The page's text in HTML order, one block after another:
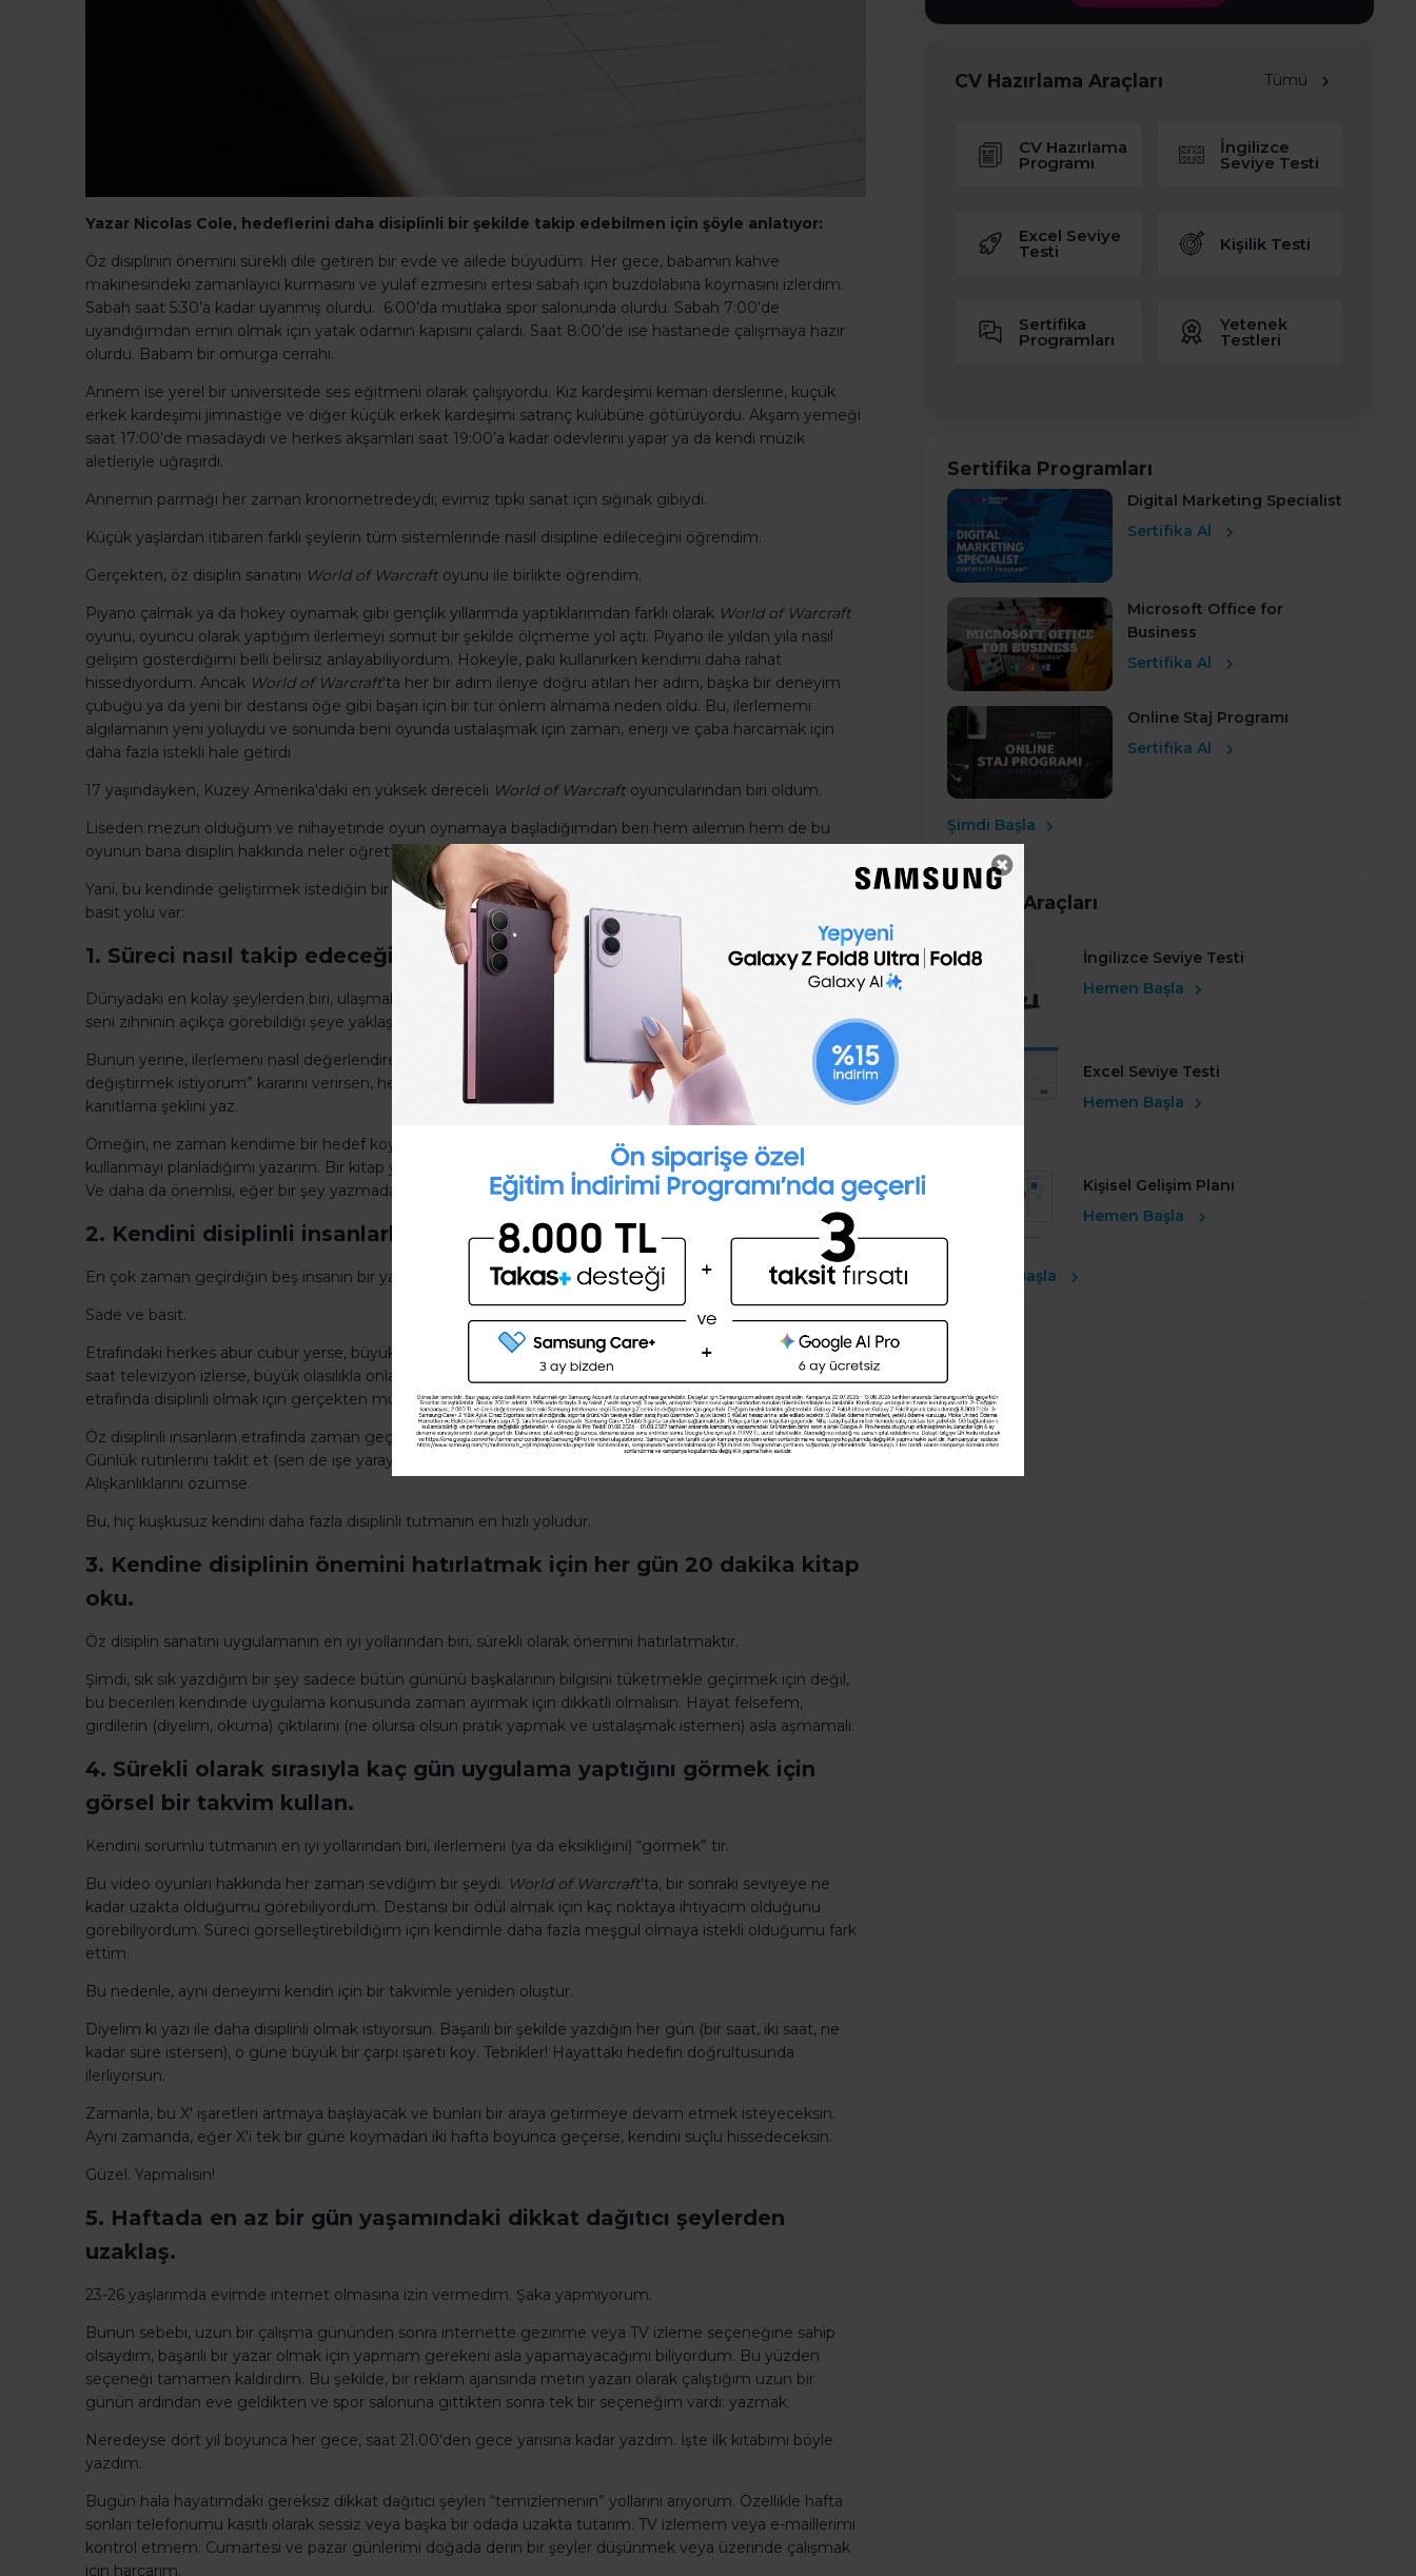
İngilizce seviyeni öğrenmek
ister misin ?
(A1,A2,B1,B2,C1,C2)
Şimdi değil Evet
Yazar Nicolas Cole, hedeflerini daha disiplinli bir şekilde takip edebilmen için şöyle anlatıyor:
Öz disiplinin önemini sürekli dile getiren bir evde ve ailede büyüdüm. Her gece, babamın kahve
makinesindeki zamanlayıcı kurmasını ve yulaf ezmesini ertesi sabah için buzdolabına koymasını izlerdim.
Sabah saat 5:30’a kadar uyanmış olurdu. 6:00’da mutlaka spor salonunda olurdu. Sabah 7:00’de
uyandığımdan emin olmak için yatak odamın kapısını çalardı. Saat 8:00’de ise hastanede çalışmaya hazır
olurdu. Babam bir omurga cerrahı.
Annem ise yerel bir üniversitede ses eğitmeni olarak çalışıyordu. Kız kardeşimi keman derslerine, küçük
erkek kardeşimi jimnastiğe ve diğer küçük erkek kardeşimi satranç kulübüne götürüyordu. Akşam yemeği
saat 17:00’de masadaydı ve herkes akşamları saat 19:00’a kadar ödevlerini yapar ya da kendi müzik
aletleriyle uğraşırdı.
Annemin parmağı her zaman kronometredeydi; evimiz tıpkı sanat için sığınak gibiydi.
Küçük yaşlardan itibaren farklı şeylerin tüm sistemlerinde nasıl disipline edileceğini öğrendim.
Gerçekten, öz disiplin sanatını World of Warcraft oyunu ile birlikte öğrendim.
Piyano çalmak ya da hokey oynamak gibi gençlik yıllarımda yaptıklarımdan farklı olarak World of Warcraft
oyunu, oyuncu olarak yaptığım ilerlemeyi somut bir şekilde ölçmeme yol açtı. Piyano ile yıldan yıla nasıl
gelişim gösterdiğimi belli belirsiz anlayabiliyordum. Hokeyle, pakı kullanırken kendimi daha rahat
hissediyordum. Ancak World of Warcraft'ta her bir adım ileriye doğru atılan her adım, başka bir deneyim
çubuğu ya da yeni bir destansı öğe gibi başarı için bir tür önlem almama neden oldu. Bu, ilerlememi
algılamanın yeni yoluydu ve sonunda beni oyunda ustalaşmak için zaman, enerji ve çaba harcamak için
daha fazla istekli hale getirdi
17 yaşındayken, Kuzey Amerika'daki en yüksek dereceli World of Warcraft oyuncularından biri oldum.
Liseden mezun olduğum ve nihayetinde oyun oynamaya başladığımdan beri hem ailemin hem de bu
oyunun bana disiplin hakkında neler öğrettiğinin son derece farkındaydım.
Yani, bu kendinde geliştirmek istediğin bir özellikse, burada disiplin sanatını uygulamaya başlamanın yedi
basit yolu var:
1. Süreci nasıl takip edeceğini bilmeden hedef belirleme.
Dünyadaki en kolay şeylerden biri, ulaşmak istediğin şeyi hayal etmektir. Ne yazık ki, hiçbir hayal gücü
seni zihninin açıkça görebildiği şeye yaklaştırmayacak.
Bunun yerine, ilerlemeni nasıl değerlendireceğini belirlemek için kendine sorular sor. “Hayatımdaki X'i
değiştirmek istiyorum” kararını verirsen, hedefini sadece kağıda yazma; doğru yönde ilerlediğini kendine
kanıtlama şeklini yaz.
Örneğin, ne zaman kendime bir hedef koysam, her zaman bu hedefe ulaşmak için hangi beceriyi
kullanmayı planladığımı yazarım. Bir kitap yazmak istersem haftada kaç gün çalışmayı planladığımı mesela.
Ve daha da önemlisi, eğer bir şey yazmadan çok fazla gün geçerse, kendime karşı nasıl dürüst olacağımı.
2. Kendini disiplinli insanlarla çevrele.
En çok zaman geçirdiğin beş insanın bir yansımasısındır.
Sade ve basit.
Etrafındaki herkes abur cubur yerse, büyük olasılıkla abur cubur yiyeceksin. Etrafındaki herkes günde beş
saat televizyon izlerse, büyük olasılıkla onlarla daha fazla TV izlemeye başlayacaksın. Bu demektir ki,
etrafında disiplinli olmak için gerçekten mücadele eden insanlar varsa, o zaman şansın da olacaktır.
Öz disiplinli insanların etrafında zaman geçir, böylece nasıl disiplinli olunacağını da görebilir ve öğrenebilirsin.
Günlük rutinlerini taklit et (sen de işe yarayanı bulana kadar). Benzer düşünce yapısını benimse.
Alışkanlıklarını özümse.
Bu, hiç kuşkusuz kendini daha fazla disiplinli tutmanın en hızlı yoludur.
3. Kendine disiplinin önemini hatırlatmak için her gün 20 dakika kitap
oku.
Öz disiplin sanatını uygulamanın en iyi yollarından biri, sürekli olarak önemini hatırlatmaktır.
Şimdi, sık sık yazdığım bir şey sadece bütün gününü başkalarının bilgisini tüketmekle geçirmek için değil,
bu becerileri kendinde uygulama konusunda zaman ayırmak için dikkatli olmalısın. Hayat felsefem,
girdilerin (diyelim, okuma) çıktılarını (ne olursa olsun pratik yapmak ve ustalaşmak istemen) asla aşmamalı.
4. Sürekli olarak sırasıyla kaç gün uygulama yaptığını görmek için
görsel bir takvim kullan.
Kendini sorumlu tutmanın en iyi yollarından biri, ilerlemeni (ya da eksikliğini) “görmek” tir.
Bu video oyunları hakkında her zaman sevdiğim bir şeydi. World of Warcraft'ta, bir sonraki seviyeye ne
kadar uzakta olduğumu görebiliyordum. Destansı bir ödül almak için kaç noktaya ihtiyacım olduğunu
görebiliyordum. Süreci görselleştirebildiğim için kendimle daha fazla meşgul olmaya istekli olduğumu fark
ettim.
Bu nedenle, aynı deneyimi kendin için bir takvimle yeniden oluştur.
Diyelim ki yazı ile daha disiplinli olmak istiyorsun. Başarılı bir şekilde yazdığın her gün (bir saat, iki saat, ne
kadar süre istersen), o güne büyük bir çarpı işareti koy. Tebrikler! Hayattaki hedefin doğrultusunda
ilerliyorsun.
Zamanla, bu X' işaretleri artmaya başlayacak ve bunları bir araya getirmeye devam etmek isteyeceksin.
Aynı zamanda, eğer X'i tek bir güne koymadan iki hafta boyunca geçerse, kendini suçlu hissedeceksin.
Güzel. Yapmalısın!
5. Haftada en az bir gün yaşamındaki dikkat dağıtıcı şeylerden
uzaklaş.
23-26 yaşlarımda evimde internet olmasına izin vermedim. Şaka yapmıyorum.
Bunun sebebi, uzun bir çalışma gününden sonra internette gezinme veya TV izleme seçeneğine sahip
olsaydım, başarılı bir yazar olmak için yapmam gerekeni asla yapamayacağımı biliyordum. Bu yüzden
seçeneği tamamen kaldırdım. Bu şekilde, bir reklam ajansında metin yazarı olarak çalıştığım uzun bir
günün ardından eve geldikten ve spor salonuna gittikten sonra tek bir seçeneğim vardı: yazmak.
Neredeyse dört yıl boyunca her gece, saat 21.00’den gece yarısına kadar yazdım. İşte ilk kitabımı böyle
yazdım.
Bugün hala hayatımdaki gereksiz dikkat dağıtıcı şeyleri “temizlemenin” yollarını arıyorum. Özellikle hafta
sonları telefonumu kasıtlı olarak sessiz veya başka bir odada uzakta tutarım. TV izlemem veya e-maillerimi
kontrol etmem. Cumartesi ve pazar günlerimi doğada derin bir şeyler düşünmek veya üzerinde çalışmak
için harcarım.
CV Hazırlama Araçları Tümü
CV Hazırlama
Programı
İngilizce
Seviye Testi
Excel Seviye
Testi Kişilik Testi
Sertifika
Programları
Yetenek
Testleri
Sertifika Programları
Digital Marketing Specialist
Sertifika Al
Microsoft Office for
Business
Sertifika Al
Online Staj Programı
Sertifika Al
Şimdi Başla
Kariyer Araçları
İngilizce Seviye Testi
Hemen Başla
Excel Seviye Testi
Hemen Başla
Kişisel Gelişim Planı
Hemen Başla
Ücretsiz Başla